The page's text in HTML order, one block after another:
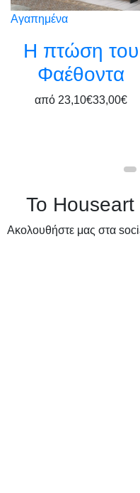
Αγαπημένα
Η πτώση του
Φαέθοντα
από 23,10€33,00€
Το
Ακολουθήστε μας στα